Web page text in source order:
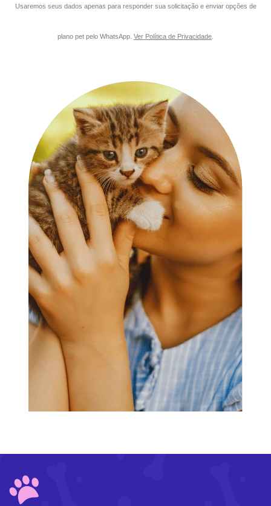
Usaremos seus dados apenas para responder sua solicitação e enviar opções de
plano pet pelo WhatsApp. Ver Política de Privacidade